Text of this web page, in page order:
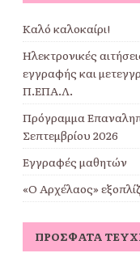
Καλό καλοκαίρι!
Ηλεκτρονικές
εγγραφής και
Π.ΕΠΑ.Λ.
Πρόγραμμα
Σεπτεμβρίου 2026
Εγγραφές μαθητών
«Ο Αρχέλαος»
ΠΡΌΣΦΑΤΑ